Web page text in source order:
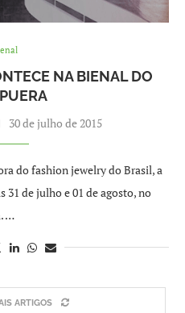
NA BIENAL DO
30 de julho de 2015
do fashion jewelry do Brasil, a
31 de julho e 01 de agosto, no
…
ARTIGOS